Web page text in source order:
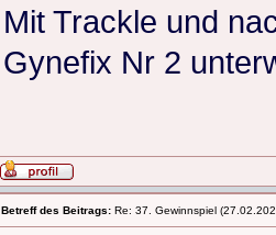
Mit Trackle und
Gynefix Nr 2
Betreff des Beitrags: Re: 37. Gewinnspiel